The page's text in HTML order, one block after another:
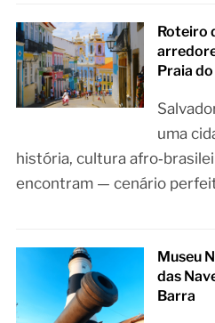
Roteiro
Praia
uma
história, cultura
encontram — cenário
Museu
das
Barra